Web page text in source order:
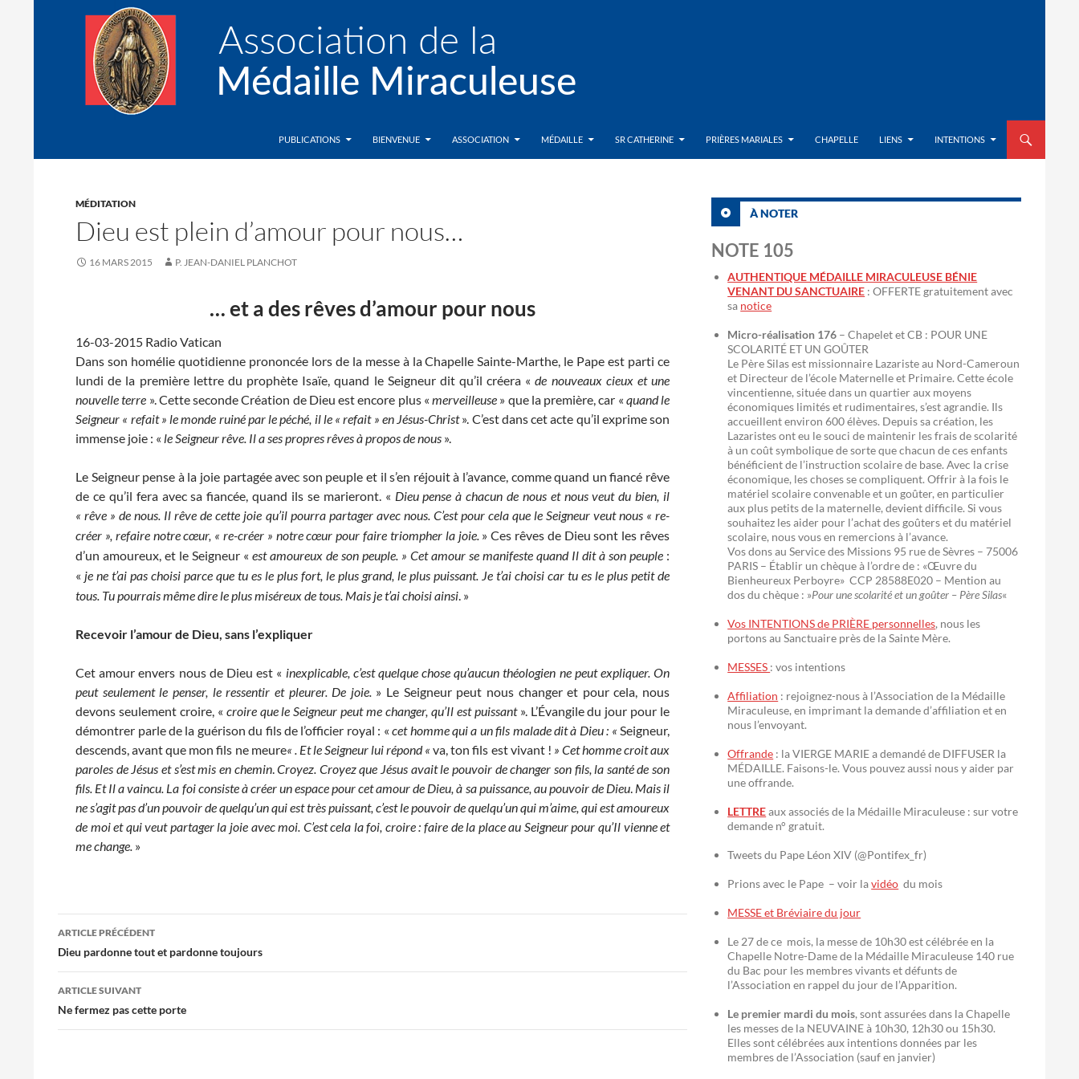
Association de la Médaille MiraculeusePUBLICATIONS
BIENVENUE ASSOCIATION MÉDAILLE SR CATHERINE PRIÈRES MARIALES CHAPELLE LIENS INTENTIONS
MÉDITATION
Dieu est plein d’amour pour nous…
16 MARS 2015 P. JEAN-DANIEL PLANCHOT
… et a des rêves d’amour pour nous
16-03-2015 Radio Vatican
Dans son homélie quotidienne prononcée lors de la messe à la Chapelle Sainte-Marthe, le Pape est parti ce
lundi de la première lettre du prophète Isaïe, quand le Seigneur dit qu’il créera « de nouveaux cieux et une
nouvelle terre ». Cette seconde Création de Dieu est encore plus «merveilleuse » que la première, car « quand le
Seigneur « refait » le monde ruiné par le péché, il le « refait » en Jésus-Christ». C’est dans cet acte qu’il exprime son
immense joie : « le Seigneur rêve. Il a ses propres rêves à propos de nous ».
Le Seigneur pense à la joie partagée avec son peuple et il s’en réjouit à l’avance, comme quand un fiancé rêve
de ce qu’il fera avec sa fiancée, quand ils se marieront. « Dieu pense à chacun de nous et nous veut du bien, il
« rêve » de nous. Il rêve de cette joie qu’il pourra partager avec nous. C’est pour cela que le Seigneur veut nous « re-
créer », refaire notre cœur, « re-créer » notre cœur pour faire triompher la joie.» Ces rêves de Dieu sont les rêves
d’un amoureux, et le Seigneur «est amoureux de son peuple. » Cet amour se manifeste quand Il dit à son peuple :
« je ne t’ai pas choisi parce que tu es le plus fort, le plus grand, le plus puissant. Je t’ai choisi car tu es le plus petit de
tous. Tu pourrais même dire le plus miséreux de tous. Mais je t’ai choisi ainsi. »
Recevoir l’amour de Dieu, sans l’expliquer
Cet amour envers nous de Dieu est « inexplicable, c’est quelque chose qu’aucun théologien ne peut expliquer. On
peut seulement le penser, le ressentir et pleurer. De joie.» Le Seigneur peut nous changer et pour cela, nous
devons seulement croire, « croire que le Seigneur peut me changer, qu’Il est puissant». L’Évangile du jour pour le
démontrer parle de la guérison du fils de l’officier royal : «cet homme qui a un fils malade dit à Dieu : «Seigneur,
descends, avant que mon fils ne meure« . Et le Seigneur lui répond «va, ton fils est vivant ! » Cet homme croit aux
paroles de Jésus et s’est mis en chemin.Croyez. Croyez que Jésus avait le pouvoir de changer son fils, la santé de son
fils. Et Il a vaincu. La foi consiste à créer un espace pour cet amour de Dieu, à sa puissance, au pouvoir de Dieu. Mais il
ne s’agit pas d’un pouvoir de quelqu’un qui est très puissant, c’est le pouvoir de quelqu’un qui m’aime, qui est amoureux
de moi et qui veut partager la joie avec moi. C’est cela la foi, croire : faire de la place au Seigneur pour qu’Il vienne et
me change. »
Navigation
des
articles
ARTICLE PRÉCÉDENT
Dieu pardonne tout et pardonne toujours
ARTICLE SUIVANT
Ne fermez pas cette porte
À NOTER
NOTE 105
AUTHENTIQUE MÉDAILLE MIRACULEUSE BÉNIE
VENANT DU SANCTUAIRE : OFFERTE gratuitement avec
sa notice
Micro-réalisation 176 – Chapelet et CB : POUR UNE
SCOLARITÉ ET UN GOÛTER
Le Père Silas est missionnaire Lazariste au Nord-Cameroun
et Directeur de l’école Maternelle et Primaire. Cette école
vincentienne, située dans un quartier aux moyens
économiques limités et rudimentaires, s’est agrandie. Ils
accueillent environ 600 élèves. Depuis sa création, les
Lazaristes ont eu le souci de maintenir les frais de scolarité
à un coût symbolique de sorte que chacun de ces enfants
bénéficient de l’instruction scolaire de base. Avec la crise
économique, les choses se compliquent. Offrir à la fois le
matériel scolaire convenable et un goûter, en particulier
aux plus petits de la maternelle, devient difficile. Si vous
souhaitez les aider pour l’achat des goûters et du matériel
scolaire, nous vous en remercions à l’avance.
Vos dons au Service des Missions 95 rue de Sèvres – 75006
PARIS – Établir un chèque à l’ordre de : «Œuvre du
Bienheureux Perboyre» CCP 28588E020 – Mention au
dos du chèque : »Pour une scolarité et un goûter – Père Silas«
Vos INTENTIONS de PRIÈRE personnelles, nous les
portons au Sanctuaire près de la Sainte Mère.
MESSES : vos intentions
Affiliation : rejoignez-nous à l’Association de la Médaille
Miraculeuse, en imprimant la demande d’affiliation et en
nous l’envoyant.
Offrande : la VIERGE MARIE a demandé de DIFFUSER la
MÉDAILLE. Faisons-le. Vous pouvez aussi nous y aider par
une offrande.
LETTREaux associés de la Médaille Miraculeuse : sur votre
demande n° gratuit.
Tweets du Pape Léon XIV (@Pontifex_fr)
Prions avec le Pape – voir lavidéo du mois
MESSE et Bréviaire du jour
Le 27 de ce mois, la messe de 10h30 est célébrée en la
Chapelle Notre-Dame de la Médaille Miraculeuse 140 rue
du Bac pour les membres vivants et défunts de
l’Association en rappel du jour de l’Apparition.
Le premier mardi du mois, sont assurées dans la Chapelle
les messes de la NEUVAINE à 10h30, 12h30 ou 15h30.
Elles sont célébrées aux intentions données par les
membres de l’Association (sauf en janvier)